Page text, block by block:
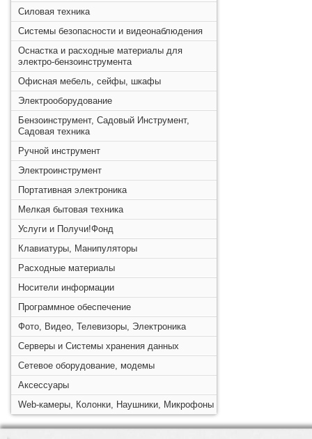
Силовая техника
Системы безопасности и видеонаблюдения
Оснастка и расходные материалы для
электро-бензоинструмента
Офисная мебель, сейфы, шкафы
Электрооборудование
Бензоинструмент, Садовый Инструмент,
Садовая техника
Ручной инструмент
Электроинструмент
Портативная электроника
Мелкая бытовая техника
Услуги и Получи!Фонд
Клавиатуры, Манипуляторы
Расходные материалы
Носители информации
Программное обеспечение
Фото, Видео, Телевизоры, Электроника
Серверы и Системы хранения данных
Сетевое оборудование, модемы
Аксессуары
Web-камеры, Колонки, Наушники, Микрофоны